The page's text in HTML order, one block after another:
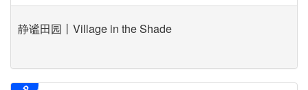
静谧田园丨Village in the Shade